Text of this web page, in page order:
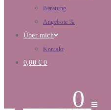
Beratung
Angebote %
Über mich
Kontakt
0,00 € 0
0